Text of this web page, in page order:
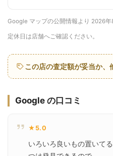
Google マップの公開情報より 2026
定休日は店舗へご確認ください。
この店の査定額が妥当か、
Google の口コミ
★5.0
いろいろ良いもの置いて